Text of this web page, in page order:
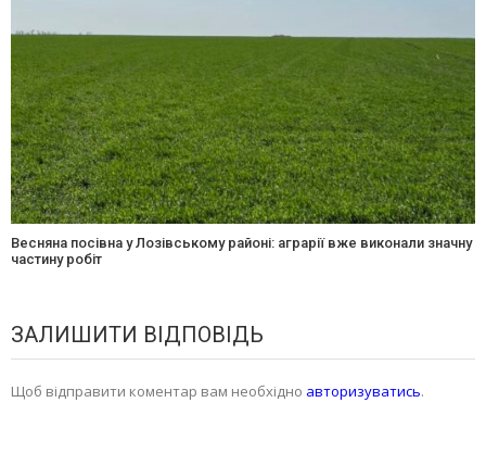
Весняна посівна у Лозівському районі: аграрії вже виконали значну
частину робіт
ЗАЛИШИТИ ВІДПОВІДЬ
Щоб відправити коментар вам необхідно авторизуватись.